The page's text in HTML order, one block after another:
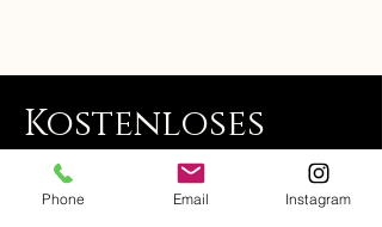
Kostenloses
Probetraining
Phone Email Instagram